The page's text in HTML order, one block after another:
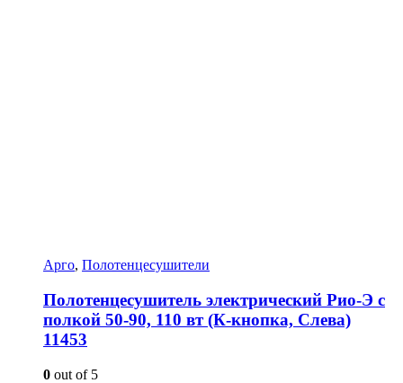
Арго, Полотенцесушители
Полотенцесушитель электрический Рио-Э с
полкой 50-90, 110 вт (К-кнопка, Слева)
11453
0 out of 5